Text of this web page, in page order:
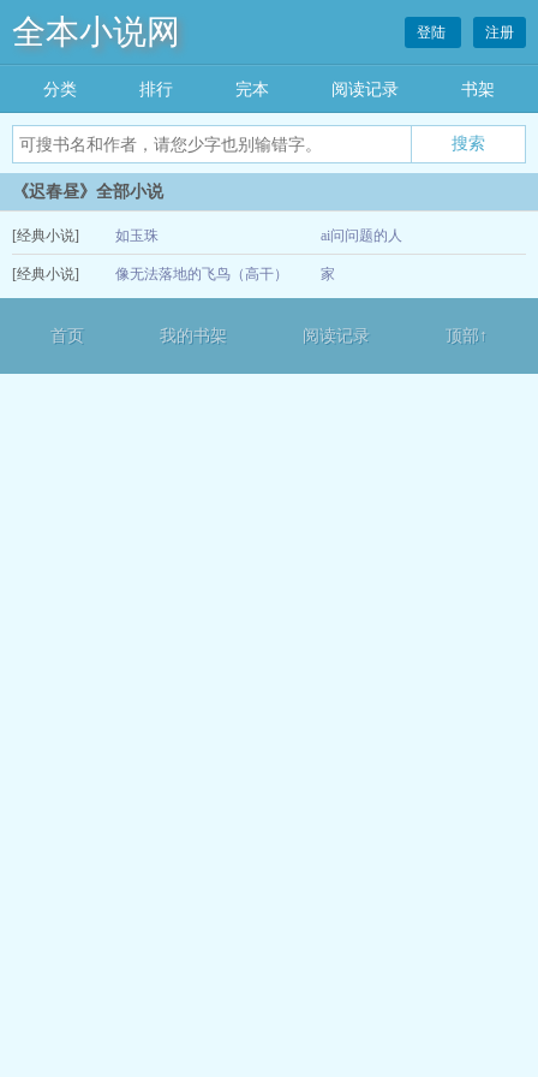
全本小说网 登陆 注册
分类 排行 完本 阅读记录 书架
《迟春昼》全部小说
[经典小说] 如玉珠 ai问问题的人
[经典小说] 像无法落地的飞鸟（高干） 家
首页 我的书架 阅读记录 顶部↑